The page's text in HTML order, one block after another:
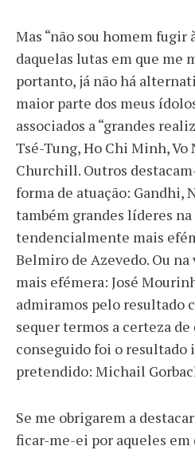
Mas “não sou homem fugir
daquelas lutas em que me
portanto, já não há
maior parte dos meus
associados a “grandes
Tsé-Tung, Ho Chi Minh,
Churchill. Outros
forma de atuação: Gandhi,
também grandes líderes
tendencialmente mais
Belmiro de Azevedo. Ou
mais efémera: José
admiramos pelo resultado
sequer termos a certeza
conseguido foi o
pretendido: Michail
Se me obrigarem a
ficar-me-ei por aqueles em